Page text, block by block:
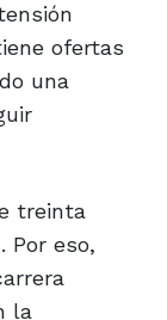
ofertas
una
treinta
Por eso,
la